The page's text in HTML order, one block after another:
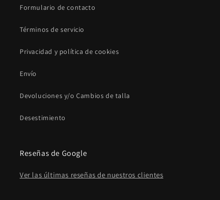
Formulario de contacto
Términos de servicio
Privacidad y política de cookies
Envío
Devoluciones y/o Cambios de talla
Desestimiento
Reseñas de Google
Ver las últimas reseñas de nuestros clientes